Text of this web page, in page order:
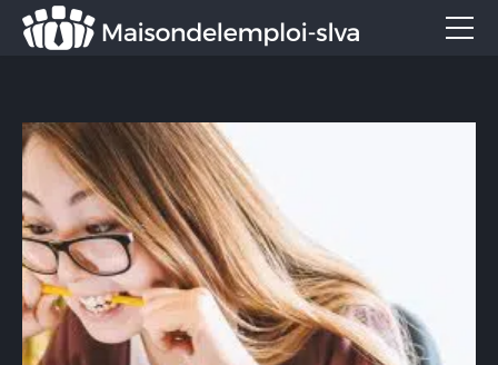
Formation
Marketing
Entreprise
Services
CONTACT